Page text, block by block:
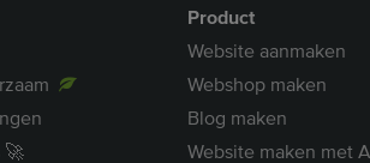
🚀
Product
Website aanmaken
Webshop maken
Blog maken
Website maken met